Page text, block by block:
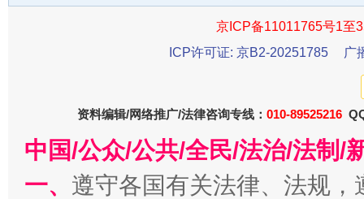
受贿1.44亿！段成刚被判无期 从幼
京ICP备11011765号1至
ICP许可证: 京B2-20251785
广
资料编辑/网络推广/法律咨询专线： 010-89525216
中国/公众/公共/全民/法治/法制/
一、 遵守各国有关法律、法规